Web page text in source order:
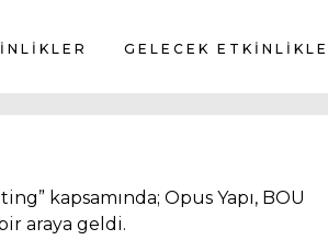
GELECEK
kapsamında; Opus Yapı, BOU
araya geldi.